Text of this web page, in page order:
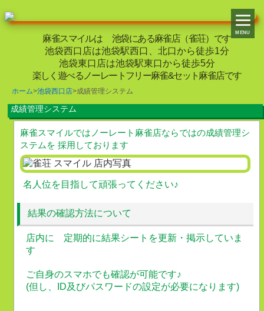
麻雀スマイルは 池袋にある麻雀店（雀荘）です
池袋西口店は池袋駅西口、北口から徒歩1分
池袋東口店は池袋駅東口から徒歩5分
楽しく遊べるノーレートフリー麻雀&セット麻雀店です
ホーム>池袋西口店>成績管理システム
成績管理システム
麻雀スマイルではノーレート麻雀店ならではの成績管理シ
ステムを 採用しております
名人位を目指して頑張ってください♪
結果の確認方法について
店内に 定期的に結果シートを更新・掲示していま
す
ご自身のスマホでも確認が可能です♪
(但し、ID及びパスワードの設定が必要になります)